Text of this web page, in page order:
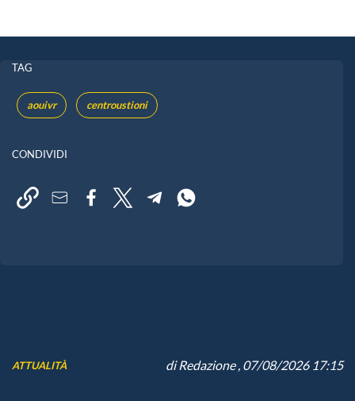
TAG
aouivr centroustioni
CONDIVIDI
ATTUALITÀ diRedazione, 07/08/2026 17:15